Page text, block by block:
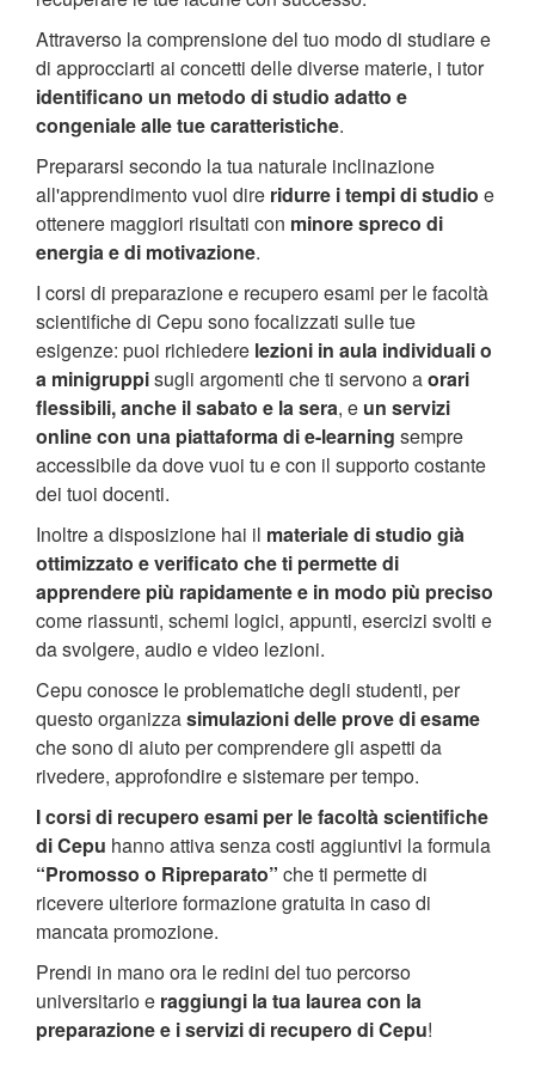
Attraverso la comprensione del tuo modo di studiare e
di approcciarti ai concetti delle diverse materie, i tutor
identificano un metodo di studio adatto e
congeniale alle tue caratteristiche.
Prepararsi secondo la tua naturale inclinazione
all'apprendimento vuol dire ridurre i tempi di studio e
ottenere maggiori risultati con minore spreco di
energia e di motivazione.
I corsi di preparazione e recupero esami per le facoltà
scientifiche di Cepu sono focalizzati sulle tue
esigenze: puoi richiedere lezioni in aula individuali o
a minigruppisugli argomenti che ti servono aorari
flessibili, anche il sabato e la sera, e un servizi
online con una piattaforma di e-learning sempre
accessibile da dove vuoi tu e con il supporto costante
dei tuoi docenti.
Inoltre a disposizione hai il materiale di studio già
ottimizzato e verificato che ti permette di
apprendere più rapidamente e in modo più preciso
come riassunti, schemi logici, appunti, esercizi svolti e
da svolgere, audio e video lezioni.
Cepu conosce le problematiche degli studenti, per
questo organizzasimulazioni delle prove di esame
che sono di aiuto per comprendere gli aspetti da
rivedere, approfondire e sistemare per tempo.
I corsi di recupero esami per le facoltà scientifiche
di Cepu hanno attiva senza costi aggiuntivi la formula
“Promosso o Ripreparato” che ti permette di
ricevere ulteriore formazione gratuita in caso di
mancata promozione.
Prendi in mano ora le redini del tuo percorso
universitario e raggiungi la tua laurea con la
preparazione e i servizi di recupero di Cepu!